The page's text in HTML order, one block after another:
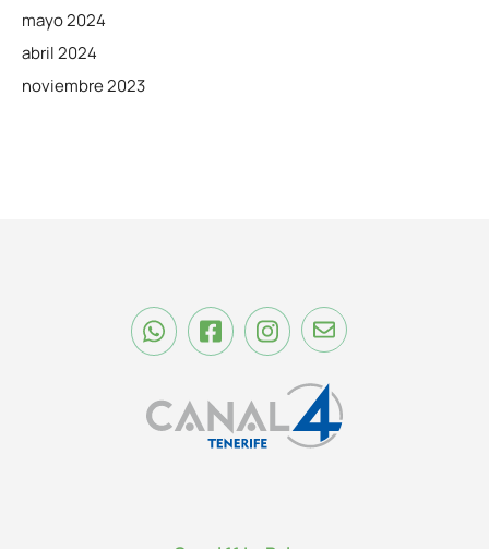
mayo 2024
abril 2024
noviembre 2023